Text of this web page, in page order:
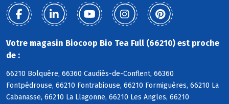
Votre magasin Biocoop Bio Tea Full (66210) est proche
de :
66210 Bolquère, 66360 Caudiès-de-Conflent, 66360
Fontpédrouse, 66210 Fontrabiouse, 66210 Formiguères, 66210 La
Cabanasse, 66210 La Llagonne, 66210 Les Angles, 66210